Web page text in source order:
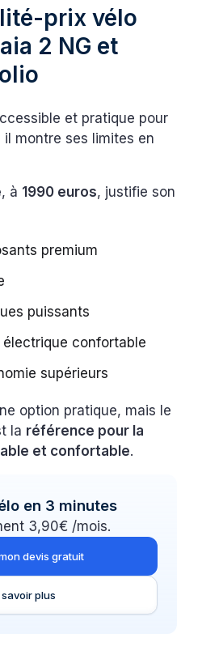
prix vélo
2 NG et
et pratique pour
montre ses limites en
, à 1990 euros, justifie son
premium
puissants
confortable
supérieurs
option pratique, mais le
la référence pour la
et confortable.
en 3 minutes
3,90€ /mois.
devis gratuit
savoir plus